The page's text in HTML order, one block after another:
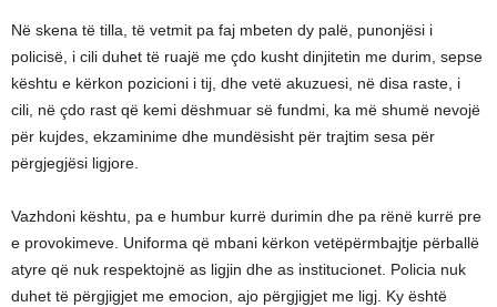
Në skena të tilla, të vetmit pa faj mbeten dy palë, punonjësi i
policisë, i cili duhet të ruajë me çdo kusht dinjitetin me durim, sepse
kështu e kërkon pozicioni i tij, dhe vetë akuzuesi, në disa raste, i
cili, në çdo rast që kemi dëshmuar së fundmi, ka më shumë nevojë
për kujdes, ekzaminime dhe mundësisht për trajtim sesa për
përgjegjësi ligjore.
Vazhdoni kështu, pa e humbur kurrë durimin dhe pa rënë kurrë pre
e provokimeve. Uniforma që mbani kërkon vetëpërmbajtje përballë
atyre që nuk respektojnë as ligjin dhe as institucionet. Policia nuk
duhet të përgjigjet me emocion, ajo përgjigjet me ligj. Ky është